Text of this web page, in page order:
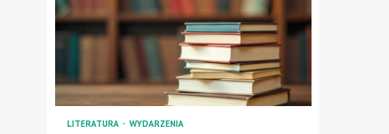
LITERATURA WYDARZENIA